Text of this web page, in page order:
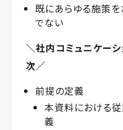
既にあらゆる施策を
でない
＼社内コミュニケー
次／
前提の定義
本資料における
義